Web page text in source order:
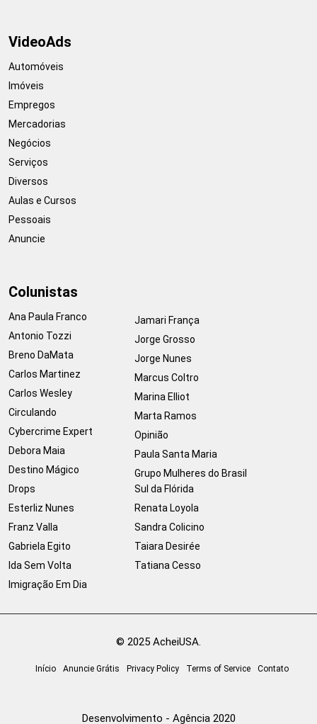
VideoAds
Automóveis
Imóveis
Empregos
Mercadorias
Negócios
Serviços
Diversos
Aulas e Cursos
Pessoais
Anuncie
Colunistas
Ana Paula Franco
Antonio Tozzi
Breno DaMata
Carlos Martinez
Carlos Wesley
Circulando
Cybercrime Expert
Debora Maia
Destino Mágico
Drops
Esterliz Nunes
Franz Valla
Gabriela Egito
Ida Sem Volta
Imigração Em Dia
Jamari França
Jorge Grosso
Jorge Nunes
Marcus Coltro
Marina Elliot
Marta Ramos
Opinião
Paula Santa Maria
Grupo Mulheres do Brasil
Sul da Flórida
Renata Loyola
Sandra Colicino
Taiara Desirée
Tatiana Cesso
© 2025 AcheiUSA.
Início Anuncie Grátis Privacy Policy Terms of Service Contato
Desenvolvimento - Agência 2020